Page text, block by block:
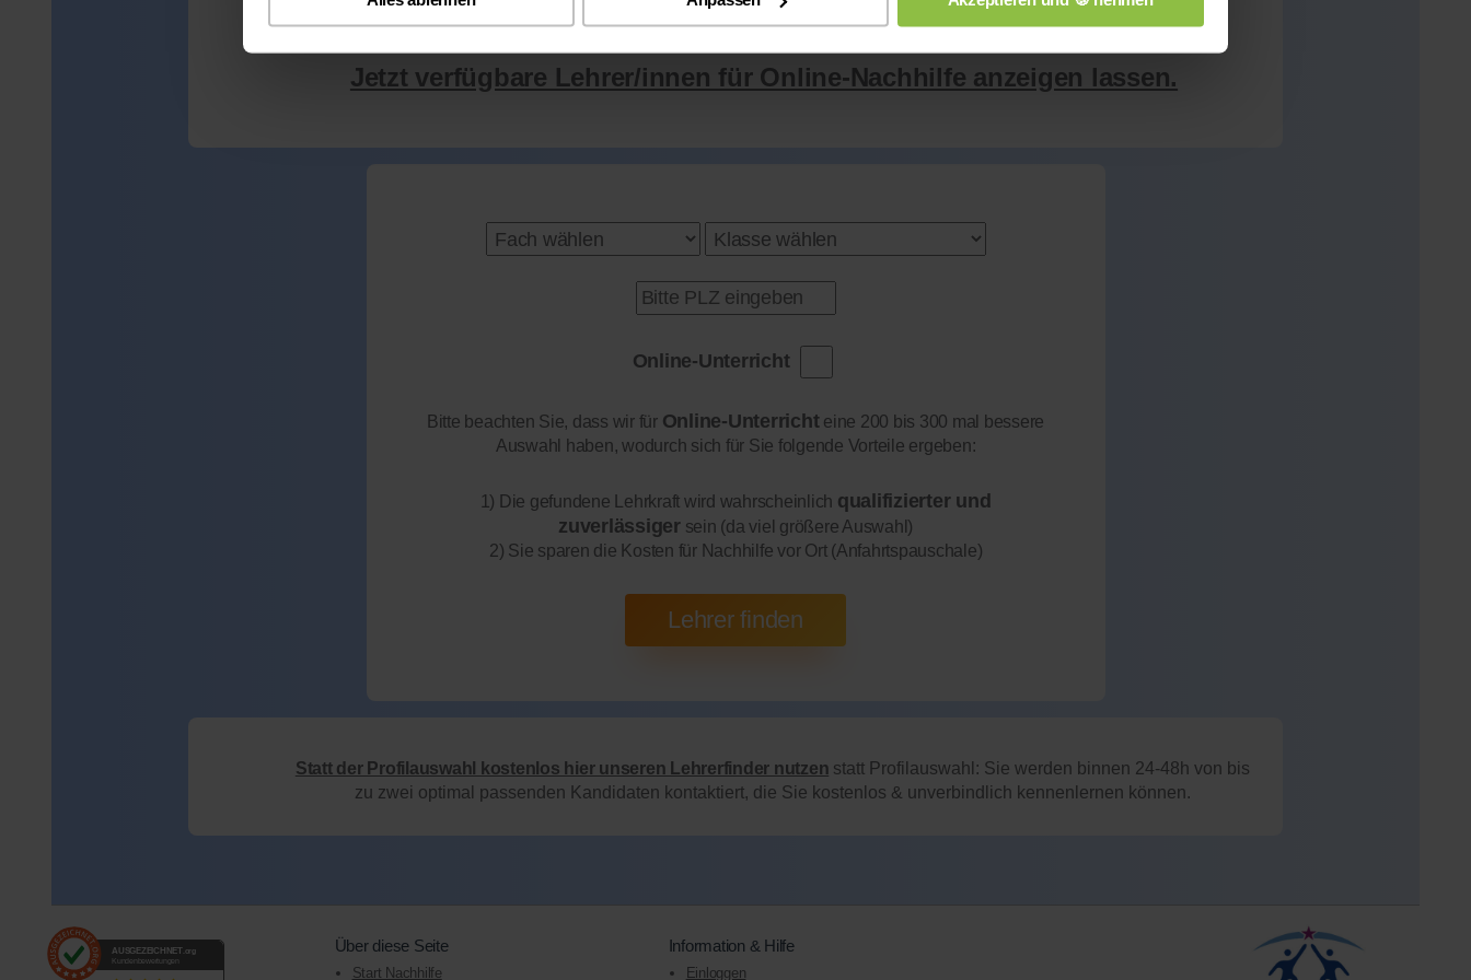
Jetzt verfügbare Lehrer/innen für Online-Nachhilfe anzeigen lassen.
Online-Unterricht
Bitte beachten Sie, dass wir für Online-Unterrichteine 200 bis 300 mal bessere
Auswahl haben, wodurch sich für Sie folgende Vorteile ergeben:
1) Die gefundene Lehrkraft wird wahrscheinlich qualifizierter und
zuverlässigersein (da viel größere Auswahl)
2) Sie sparen die Kosten für Nachhilfe vor Ort (Anfahrtspauschale)
Statt der Profilauswahl kostenlos hier unseren Lehrerfinder nutzen statt Profilauswahl: Sie werden binnen 24-48h von bis
zu zwei optimal passenden Kandidaten kontaktiert, die Sie kostenlos & unverbindlich kennenlernen können.
AUSGEZEICHNET .org
Kundenbewertungen
Über diese Seite
Start Nachhilfe
Information & Hilfe
Einloggen